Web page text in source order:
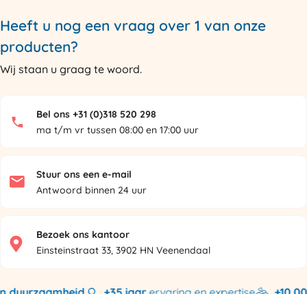
Heeft u nog een vraag over 1 van onze
producten?
Wij staan u graag te woord.
Bel ons +31 (0)318 520 298
ma t/m vr tussen 08:00 en 17:00 uur
Stuur ons een e-mail
Antwoord binnen 24 uur
Bezoek ons kantoor
Einsteinstraat 33, 3902 HN Veenendaal